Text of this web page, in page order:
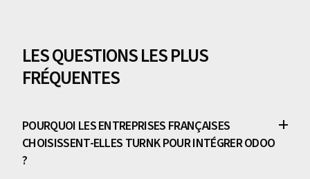
LES QUESTIONS LES PLUS
FRÉQUENTES
POURQUOI LES ENTREPRISES FRANÇAISES
CHOISISSENT-ELLES TURNK POUR INTÉGRER ODOO
?